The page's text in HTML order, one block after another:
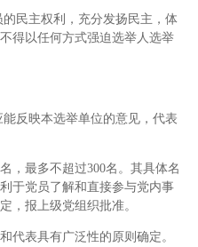
民主权利，充分发扬民主，体
得以任何方式强迫选举人选举
反映本选举单位的意见，代表
，最多不超过300名。其具体名
于党员了解和直接参与党内事
，报上级党组织批准。
代表具有广泛性的原则确定。